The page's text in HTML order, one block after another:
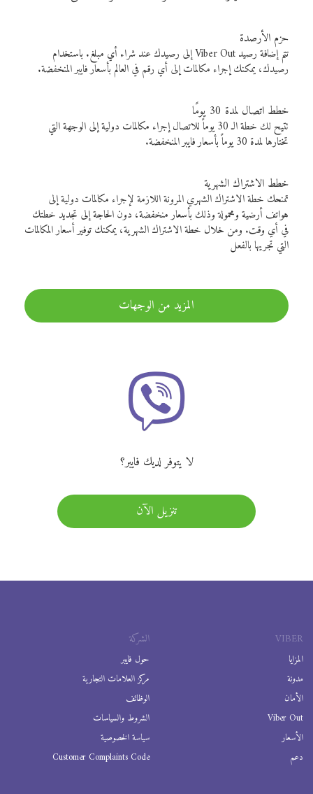
حزم الأرصدة
تتم إضافة رصيد Viber Out إلى رصيدك عند شراء أي مبلغ. باستخدام
رصيدك، يمكنك إجراء مكالمات إلى أي رقم في العالم بأسعار فايبر المنخفضة.
خطط اتصال لمدة 30 يومًا
تتيح لك خطة الـ 30 يوماً للاتصال إجراء مكالمات دولية إلى الوجهة التي
تختارها لمدة 30 يوماً بأسعار فايبر المنخفضة.
خطط الاشتراك الشهرية
تمنحك خطة الاشتراك الشهري المرونة اللازمة لإجراء مكالمات دولية إلى
هواتف أرضية ومحمولة وذلك بأسعار منخفضة، دون الحاجة إلى تجديد خطتك
في أي وقت. ومن خلال خطة الاشتراك الشهرية، يمكنك توفير أسعار المكالمات
التي تجريها بالفعل
المزيد من الوجهات
لا يتوفر لديك فايبر؟
تنزيل الآن
VIBER
المزايا
مدونة
الأمان
Viber Out
الأسعار
دعم
الشركة
حول فايبر
مركز العلامات التجارية
الوظائف
الشروط والسياسات
سياسة الخصوصية
Customer Complaints Code